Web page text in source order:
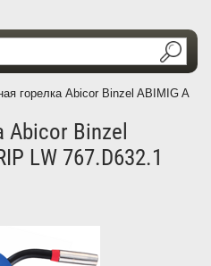
горелка Abicor Binzel ABIMIG A
Abicor Binzel
LW 767.D632.1